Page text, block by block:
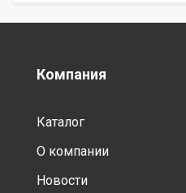
Компания
Каталог
О компании
Новости